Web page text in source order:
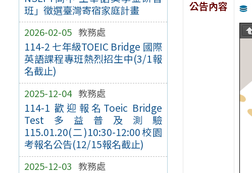
班」徵選臺灣寄宿家庭計畫
2026-02-05 教務處
114-2 七年級TOEIC Bridge 國際
英語課程專班熱烈招生中(3/1報
名截止)
2025-12-04 教務處
114-1 歡迎報名Toeic Bridge
Test多益普及測驗
115.01.20(二)10:30-12:00校園
考報名公告(12/15報名截止)
2025-12-03 教務處
公告內容